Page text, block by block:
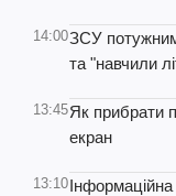
14:00ЗСУ потужним
та "навчили
13:45Як прибрати
екран
13:10